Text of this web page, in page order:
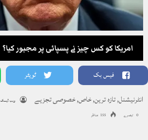
امریکا کو کس چیز نے پسپائی پر مجبور کیا؟
فیس بک ٹویٹر
انٹرنیشنل,تازہ ترین,خاص,خصوصی تجزیے ویب ڈیسک
0 تبصرے 155 مناظر